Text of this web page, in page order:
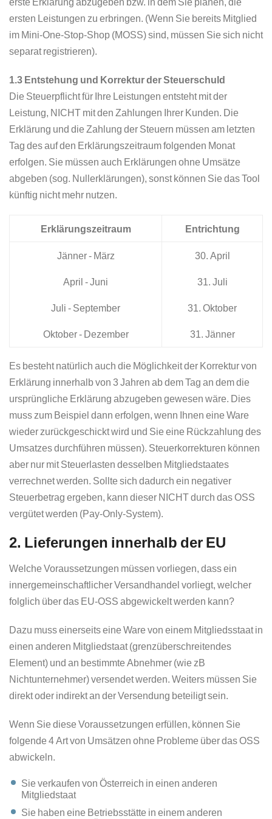
ersten Leistungen zu erbringen. (Wenn Sie bereits Mitglied
im Mini-One-Stop-Shop (MOSS) sind, müssen Sie sich nicht
separat registrieren).
1.3 Entstehung und Korrektur der Steuerschuld
Die Steuerpflicht für Ihre Leistungen entsteht mit der
Leistung, NICHT mit den Zahlungen Ihrer Kunden. Die
Erklärung und die Zahlung der Steuern müssen am letzten
Tag des auf den Erklärungszeitraum folgenden Monat
erfolgen. Sie müssen auch Erklärungen ohne Umsätze
abgeben (sog. Nullerklärungen), sonst können Sie das Tool
künftig nicht mehr nutzen.
Erklärungszeitraum Entrichtung
Jänner - März 30. April
April - Juni 31. Juli
Juli - September 31. Oktober
Oktober - Dezember 31. Jänner
Es besteht natürlich auch die Möglichkeit der Korrektur von
Erklärung innerhalb von 3 Jahren ab dem Tag an dem die
ursprüngliche Erklärung abzugeben gewesen wäre. Dies
muss zum Beispiel dann erfolgen, wenn Ihnen eine Ware
wieder zurückgeschickt wird und Sie eine Rückzahlung des
Umsatzes durchführen müssen). Steuerkorrekturen können
aber nur mit Steuerlasten desselben Mitgliedstaates
verrechnet werden. Sollte sich dadurch ein negativer
Steuerbetrag ergeben, kann dieser NICHT durch das OSS
vergütet werden (Pay-Only-System).
2. Lieferungen innerhalb der EU
Welche Voraussetzungen müssen vorliegen, dass ein
innergemeinschaftlicher Versandhandel vorliegt, welcher
folglich über das EU-OSS abgewickelt werden kann?
Dazu muss einerseits eine Ware von einem Mitgliedsstaat in
einen anderen Mitgliedstaat (grenzüberschreitendes
Element) und an bestimmte Abnehmer (wie zB
Nichtunternehmer) versendet werden. Weiters müssen Sie
direkt oder indirekt an der Versendung beteiligt sein.
Wenn Sie diese Voraussetzungen erfüllen, können Sie
folgende 4 Art von Umsätzen ohne Probleme über das OSS
abwickeln.
Sie verkaufen von Österreich in einen anderen
Mitgliedstaat
Sie haben eine Betriebsstätte in einem anderen